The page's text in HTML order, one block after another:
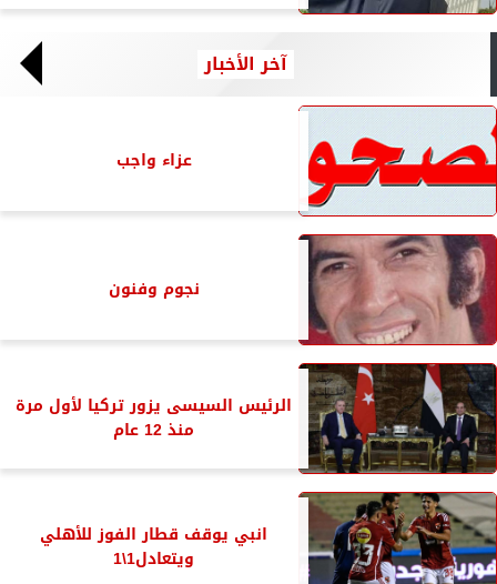
آخر الأخبار
عزاء واجب
نجوم وفنون
الرئيس السيسى يزور تركيا لأول مرة
منذ 12 عام
انبي يوقف قطار الفوز للأهلي
ويتعادل1\1